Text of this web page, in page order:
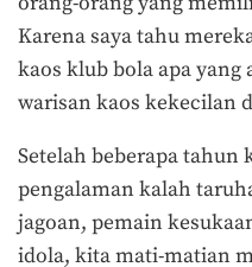
Karena saya tahu
kaos klub bola apa yang
warisan kaos kekecilan
Setelah beberapa tahun
pengalaman kalah
jagoan, pemain
idola, kita mati-matian